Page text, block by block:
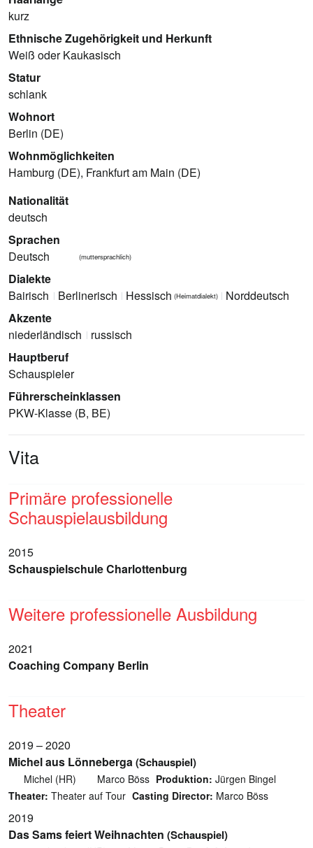
kurz
Ethnische Zugehörigkeit und Herkunft
Weiß oder Kaukasisch
Statur
schlank
Wohnort
Berlin (DE)
Wohnmöglichkeiten
Hamburg (DE), Frankfurt am Main (DE)
Nationalität
deutsch
Sprachen
Deutsch
(muttersprachlich)
Dialekte
Bairisch
Berlinerisch Hessisch (Heimatdialekt)
Norddeutsch
Akzente
niederländisch
russisch
Hauptberuf
Schauspieler
Führerscheinklassen
PKW-Klasse (B, BE)
Vita
Primäre professionelle
Schauspielausbildung
2015
Schauspielschule Charlottenburg
Weitere professionelle Ausbildung
2021
Coaching Company Berlin
Theater
2019 – 2020
Michel aus Lönneberga(Schauspiel)
Michel (HR) Marco Böss Produktion: Jürgen Bingel
Theater: Theater auf Tour Casting Director: Marco Böss
2019
Das Sams feiert Weihnachten (Schauspiel)